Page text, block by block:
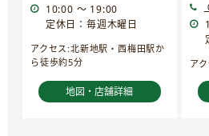
10:00 ～ 19:00
定休日：毎週木曜日
アクセス:北新地駅・西梅田駅か
ら徒歩約5分
地図・店舗詳細
ア